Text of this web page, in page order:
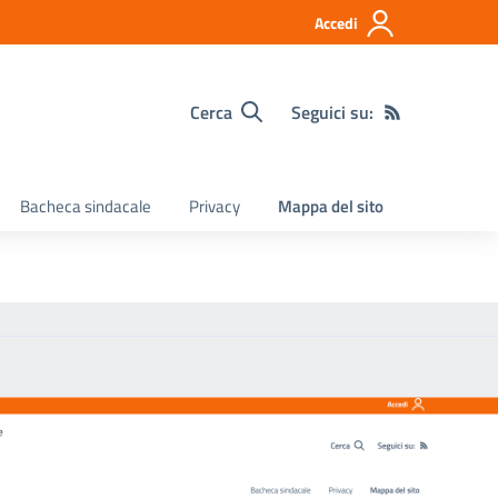
Accedi
Cerca Seguici su:
Bacheca sindacale Privacy Mappa del sito